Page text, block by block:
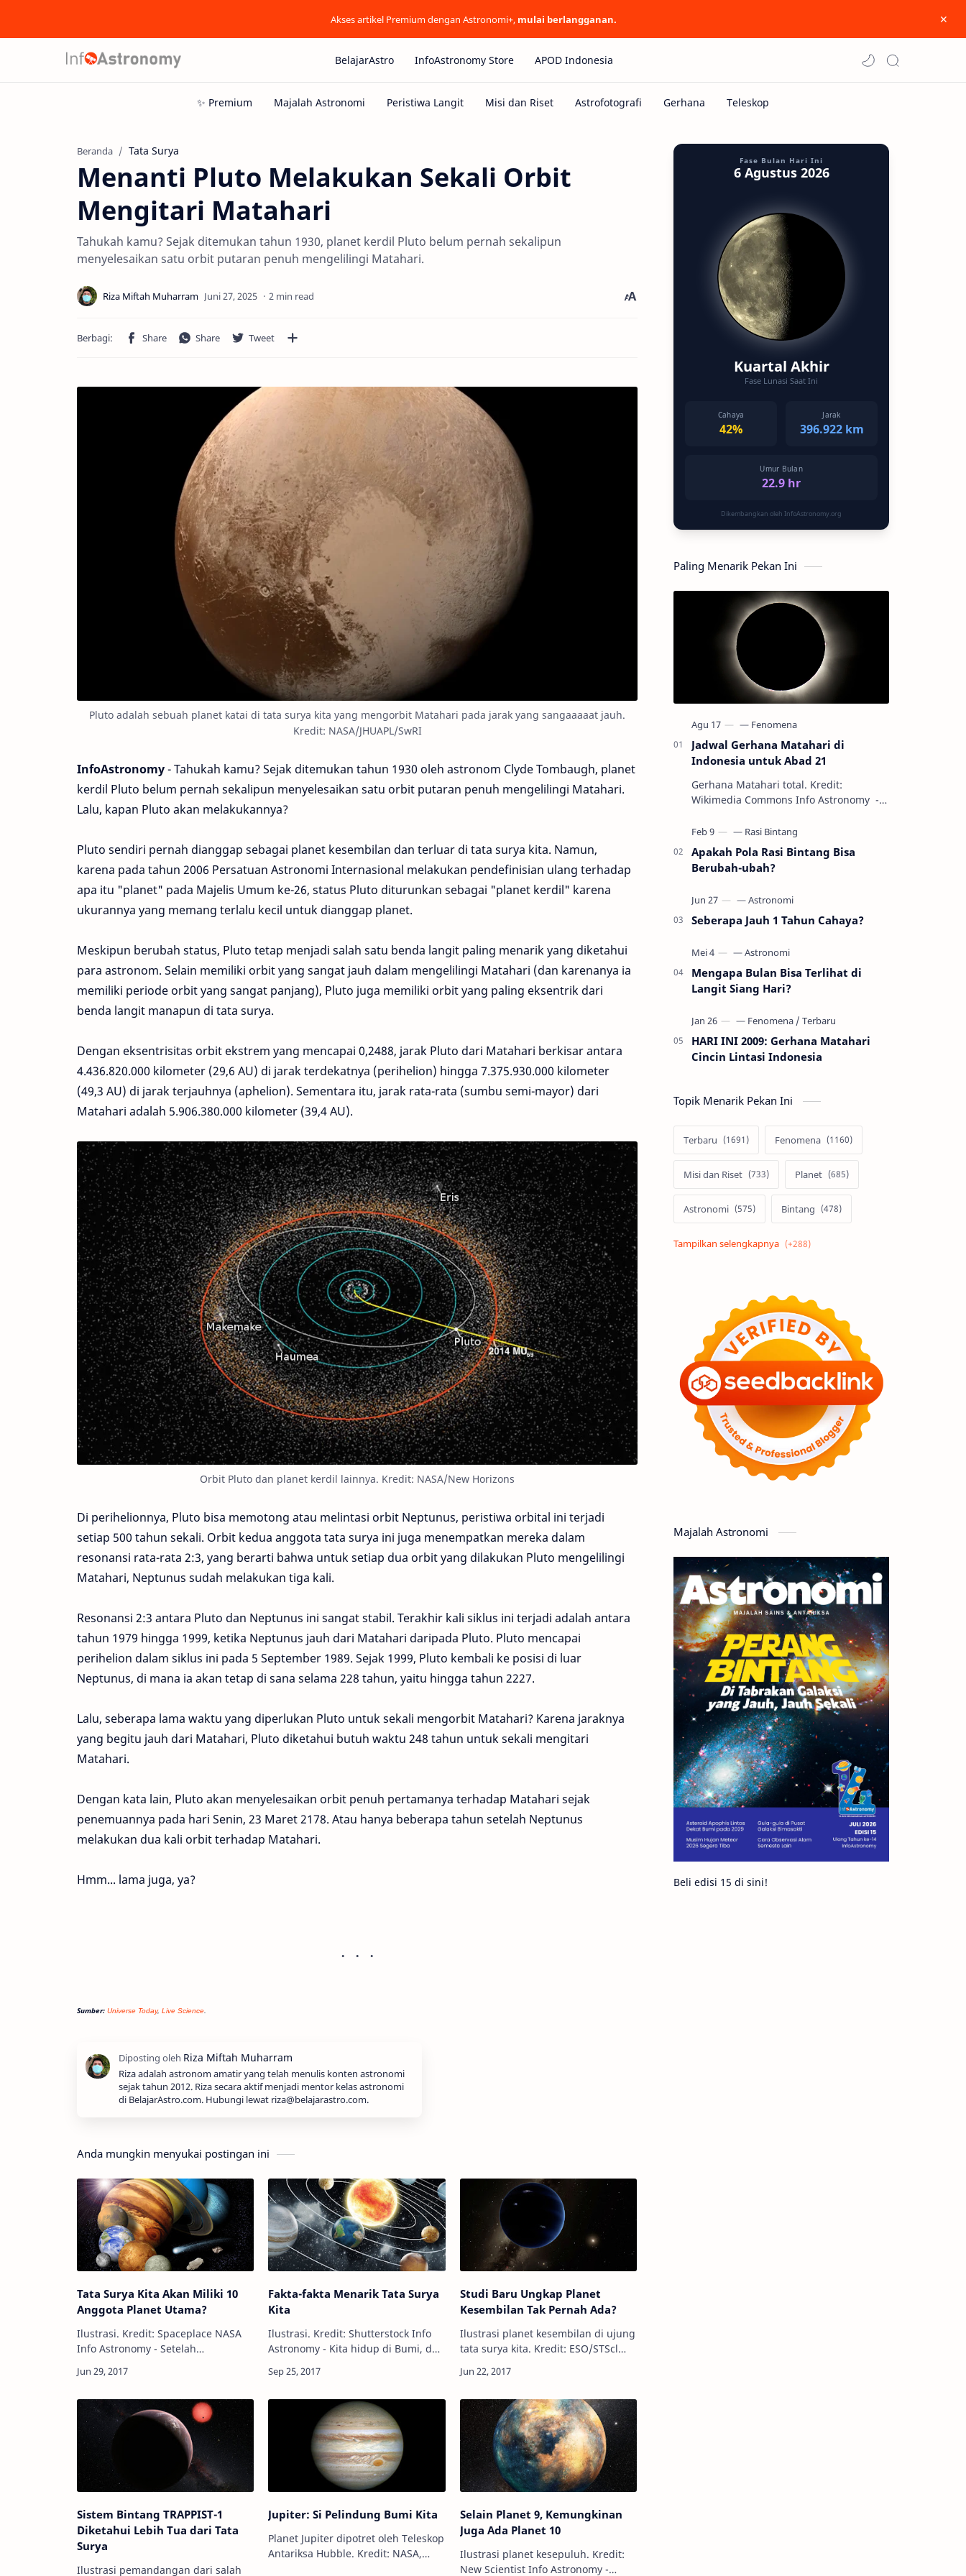
Akses artikel Premium dengan Astronomi+, mulai berlangganan.
BelajarAstro InfoAstronomy Store APOD Indonesia
Beranda Tata Surya
Menanti Pluto Melakukan Sekali Orbit
Mengitari Matahari
Tahukah kamu? Sejak ditemukan tahun 1930, planet kerdil Pluto belum pernah sekalipun
menyelesaikan satu orbit putaran penuh mengelilingi Matahari.
2 min read
Pluto adalah sebuah planet katai di tata surya kita yang mengorbit Matahari pada jarak yang sangaaaaat jauh.
Kredit: NASA/JHUAPL/SwRI
InfoAstronomy- Tahukah kamu? Sejak ditemukan tahun 1930 oleh astronom Clyde Tombaugh, planet
kerdil Pluto belum pernah sekalipun menyelesaikan satu orbit putaran penuh mengelilingi Matahari.
Lalu, kapan Pluto akan melakukannya?
Pluto sendiri pernah dianggap sebagai planet kesembilan dan terluar di tata surya kita. Namun,
karena pada tahun 2006 Persatuan Astronomi Internasional melakukan pendefinisian ulang terhadap
apa itu "planet" pada Majelis Umum ke-26, status Pluto diturunkan sebagai "planet kerdil" karena
ukurannya yang memang terlalu kecil untuk dianggap planet.
Meskipun berubah status, Pluto tetap menjadi salah satu benda langit paling menarik yang diketahui
para astronom. Selain memiliki orbit yang sangat jauh dalam mengelilingi Matahari (dan karenanya ia
memiliki periode orbit yang sangat panjang), Pluto juga memiliki orbit yang paling eksentrik dari
benda langit manapun di tata surya.
Dengan eksentrisitas orbit ekstrem yang mencapai 0,2488, jarak Pluto dari Matahari berkisar antara
4.436.820.000 kilometer (29,6 AU) di jarak terdekatnya (perihelion) hingga 7.375.930.000 kilometer
(49,3 AU) di jarak terjauhnya (aphelion). Sementara itu, jarak rata-rata (sumbu semi-mayor) dari
Matahari adalah 5.906.380.000 kilometer (39,4 AU).
Orbit Pluto dan planet kerdil lainnya. Kredit: NASA/New Horizons
Di perihelionnya, Pluto bisa memotong atau melintasi orbit Neptunus, peristiwa orbital ini terjadi
setiap 500 tahun sekali. Orbit kedua anggota tata surya ini juga menempatkan mereka dalam
resonansi rata-rata 2:3, yang berarti bahwa untuk setiap dua orbit yang dilakukan Pluto mengelilingi
Matahari, Neptunus sudah melakukan tiga kali.
Resonansi 2:3 antara Pluto dan Neptunus ini sangat stabil. Terakhir kali siklus ini terjadi adalah antara
tahun 1979 hingga 1999, ketika Neptunus jauh dari Matahari daripada Pluto. Pluto mencapai
perihelion dalam siklus ini pada 5 September 1989. Sejak 1999, Pluto kembali ke posisi di luar
Neptunus, di mana ia akan tetap di sana selama 228 tahun, yaitu hingga tahun 2227.
Lalu, seberapa lama waktu yang diperlukan Pluto untuk sekali mengorbit Matahari? Karena jaraknya
yang begitu jauh dari Matahari, Pluto diketahui butuh waktu 248 tahun untuk sekali mengitari
Matahari.
Dengan kata lain, Pluto akan menyelesaikan orbit penuh pertamanya terhadap Matahari sejak
penemuannya pada hari Senin, 23 Maret 2178. Atau hanya beberapa tahun setelah Neptunus
melakukan dua kali orbit terhadap Matahari.
Hmm... lama juga, ya?
Sumber: Universe Today, Live Science.
Riza adalah astronom amatir yang telah menulis konten astronomi
sejak tahun 2012. Riza secara aktif menjadi mentor kelas astronomi
di BelajarAstro.com. Hubungi lewat riza@belajarastro.com.
Anda mungkin menyukai postingan ini
Tata Surya Kita Akan Miliki 10
Anggota Planet Utama?
Ilustrasi. Kredit: Spaceplace NASA
Info Astronomy - Setelah
"planet" menjadi "planet kerdil"
planet utama …
Fakta-fakta Menarik Tata Surya
Kita
Ilustrasi. Kredit: Shutterstock Info
Astronomy - Kita hidup di Bumi, dan
planet utama di tata surya yang
Studi Baru Ungkap Planet
Kesembilan Tak Pernah Ada?
Ilustrasi planet kesembilan di ujung
tata surya kita. Kredit: ESO/STScl
dengan euforia pengumuman
ujung tata surya…
Sistem Bintang TRAPPIST-1
Diketahui Lebih Tua dari Tata
Surya
Ilustrasi pemandangan dari salah
Jupiter: Si Pelindung Bumi Kita
Planet Jupiter dipotret oleh Teleskop
Antariksa Hubble. Kredit: NASA,
Selain Planet 9, Kemungkinan
Juga Ada Planet 10
Ilustrasi planet kesepuluh. Kredit:
New Scientist Info Astronomy -
Fase Bulan Hari Ini
6 Agustus 2026
Kuartal Akhir
Fase Lunasi Saat Ini
Cahaya
42%
Jarak
396.922 km
Umur Bulan
22.9 hr
Dikembangkan oleh InfoAstronomy.org
Paling Menarik Pekan Ini
Jadwal Gerhana Matahari di
Indonesia untuk Abad 21
Gerhana Matahari total. Kredit:
Wikimedia Commons Info Astronomy -
gerhana Matahari akan terjadi sebanyak
22…
Apakah Pola Rasi Bintang Bisa
Berubah-ubah?
Seberapa Jauh 1 Tahun Cahaya?
Mengapa Bulan Bisa Terlihat di
Langit Siang Hari?
HARI INI 2009: Gerhana Matahari
Cincin Lintasi Indonesia
Topik Menarik Pekan Ini
Terbaru Fenomena
Misi dan Riset Planet
Astronomi Bintang
Alam semesta Galaksi
Tata Surya
Hype Astronot
Asteroid Observasi
Premium Komet
Penelitian
Satelit
Aurora Supernova
Nebula Sponsored
Matahari Mars
Planet Katai Featured
GMT 2016 History
Hoax Bima Sakti
Meteor Gerhana
Komet ISON Jupiter
Planet Kerdil Bumi
Pengetahuan Berita
Majalah Astronomi
Beli edisi 15 di sini!